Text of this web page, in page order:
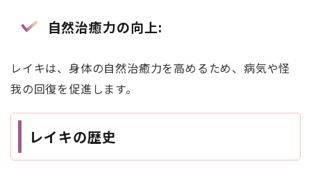
自然治癒力の向上:
レイキは、身体の自然治癒力を高めるため、病気や怪
我の回復を促進します。
レイキの歴史